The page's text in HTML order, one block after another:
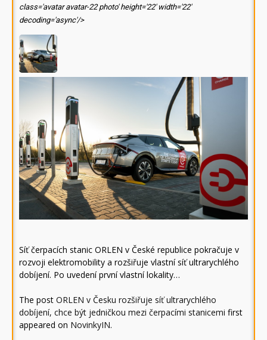
class='avatar avatar-22 photo' height='22' width='22'
decoding='async'/>
Síť čerpacích stanic ORLEN v České republice pokračuje v
rozvoji elektromobility a rozšiřuje vlastní síť ultrarychlého
dobíjení. Po uvedení první vlastní lokality…
The post ORLEN v Česku rozšiřuje síť ultrarychlého
dobíjení, chce být jedničkou mezi čerpacími stanicemi first
appeared on NovinkyIN.